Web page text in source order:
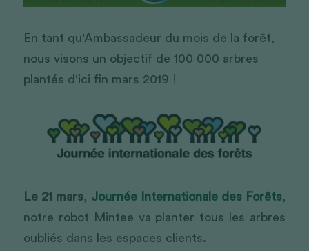
En tant qu'Ambassadeur du mois de la forêt,
nous visons un objectif de 100 000 arbres
plantés d'ici fin mars 2019 !
Le 21 mars, Journée Internationale des Forêts,
notre robot Mintee va planter tous les arbres
oubliés dans les espaces clients.